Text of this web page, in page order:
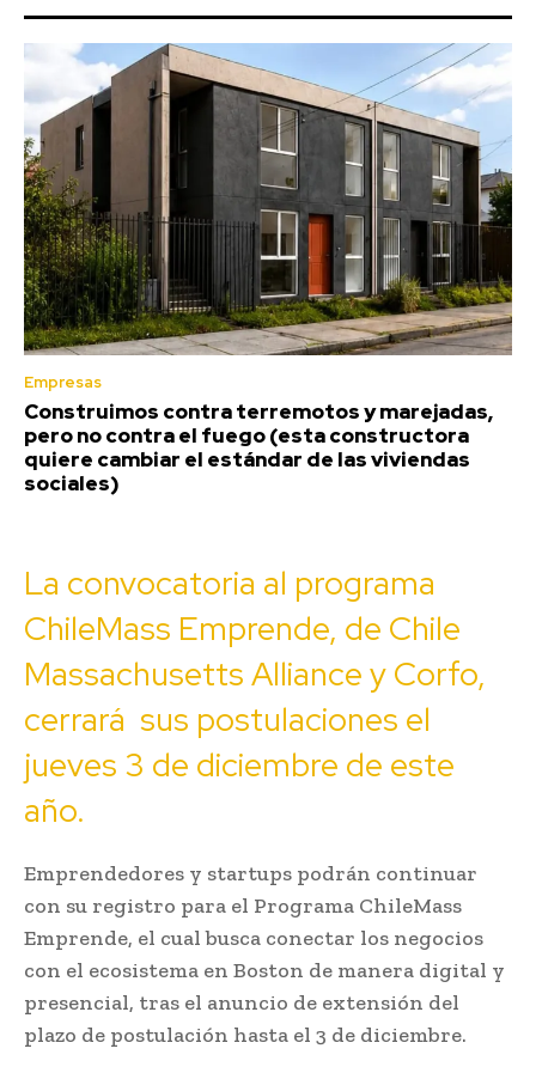
Empresas
Construimos contra terremotos y marejadas,
pero no contra el fuego (esta constructora
quiere cambiar el estándar de las viviendas
sociales)
La convocatoria al programa
ChileMass Emprende, de Chile
Massachusetts Alliance y Corfo,
cerrará sus postulaciones el
jueves 3 de diciembre de este
año.
Emprendedores y startups podrán continuar
con su registro para el Programa ChileMass
Emprende, el cual busca conectar los negocios
con el ecosistema en Boston de manera digital y
presencial, tras el anuncio de extensión del
plazo de postulación hasta el 3 de diciembre.